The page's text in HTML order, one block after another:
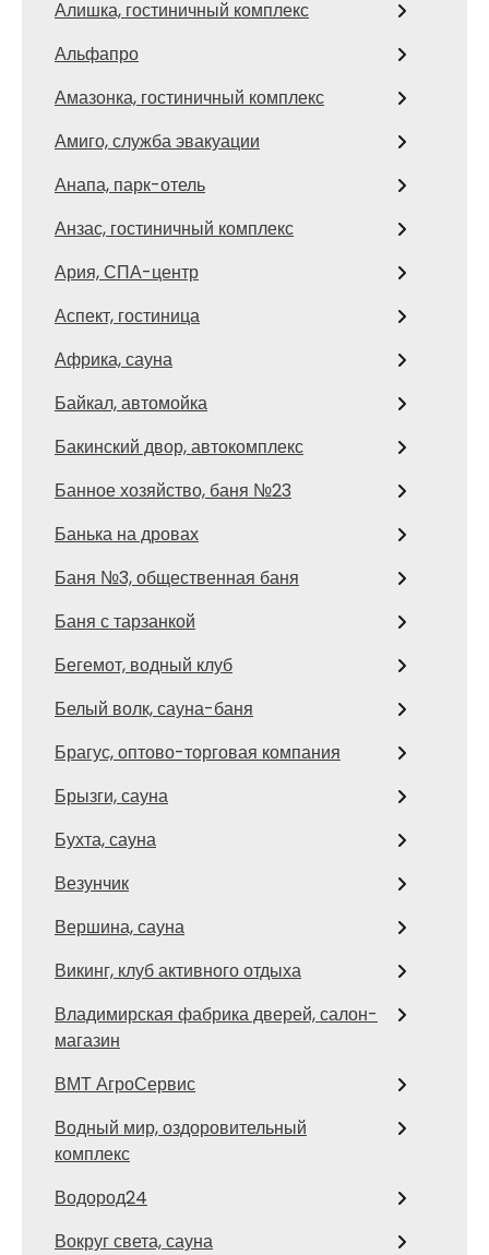
Алишка, гостиничный комплекс
Альфапро
Амазонка, гостиничный комплекс
Амиго, служба эвакуации
Анапа, парк-отель
Анзас, гостиничный комплекс
Ария, СПА-центр
Аспект, гостиница
Африка, сауна
Байкал, автомойка
Бакинский двор, автокомплекс
Банное хозяйство, баня №23
Банька на дровах
Баня №3, общественная баня
Баня с тарзанкой
Бегемот, водный клуб
Белый волк, сауна-баня
Брагус, оптово-торговая компания
Брызги, сауна
Бухта, сауна
Везунчик
Вершина, сауна
Викинг, клуб активного отдыха
Владимирская фабрика дверей, салон-
магазин
ВМТ АгроСервис
Водный мир, оздоровительный
комплекс
Водород24
Вокруг света, сауна